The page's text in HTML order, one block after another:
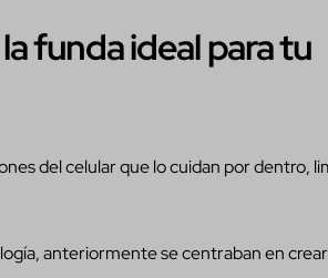
funda ideal para tu
del celular que lo cuidan por dentro,
anteriormente se centraban en